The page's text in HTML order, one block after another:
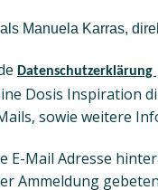
Manuela Karras,
Datenschutzerklärung
Dosis Inspiration
sowie weitere
E-Mail Adresse
Ammeldung